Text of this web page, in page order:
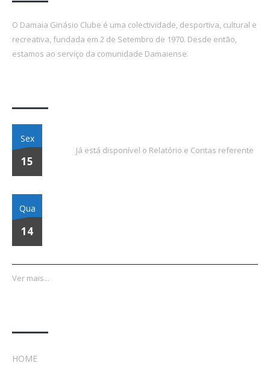
O Damaia Ginásio Clube é uma colectividade, desportiva, cultural e
recreativa, fundada em 2 de Setembro de 1970. Desde então,
estamos ao serviço da comunidade Damaiense.
Sex
15
Já está disponível o Relatório e Contas referente
Qua
14
Ver mais...
HOME